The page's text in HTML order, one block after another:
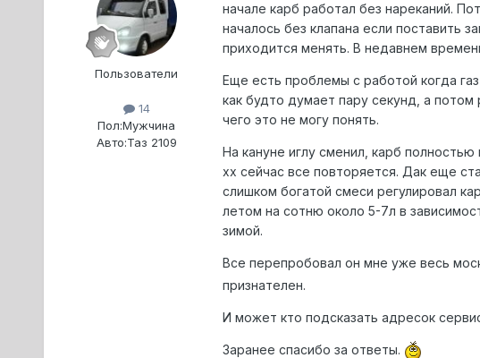
Пользователи
14
Пол:Мужчина
Авто:Таз 2109
начале карб работал без нареканий.
началось без клапана если поставить
приходится менять. В недавнем
Еще есть проблемы с работой когда
как будто думает пару секунд, а
чего это не могу понять.
На кануне иглу сменил, карб
хх сейчас все повторяется. Дак еще
слишком богатой смеси регулировал
летом на сотню около 5-7л в
зимой.
Все перепробовал он мне уже весь
признателен.
И может кто подсказать адресок
Заранее спасибо за ответы.